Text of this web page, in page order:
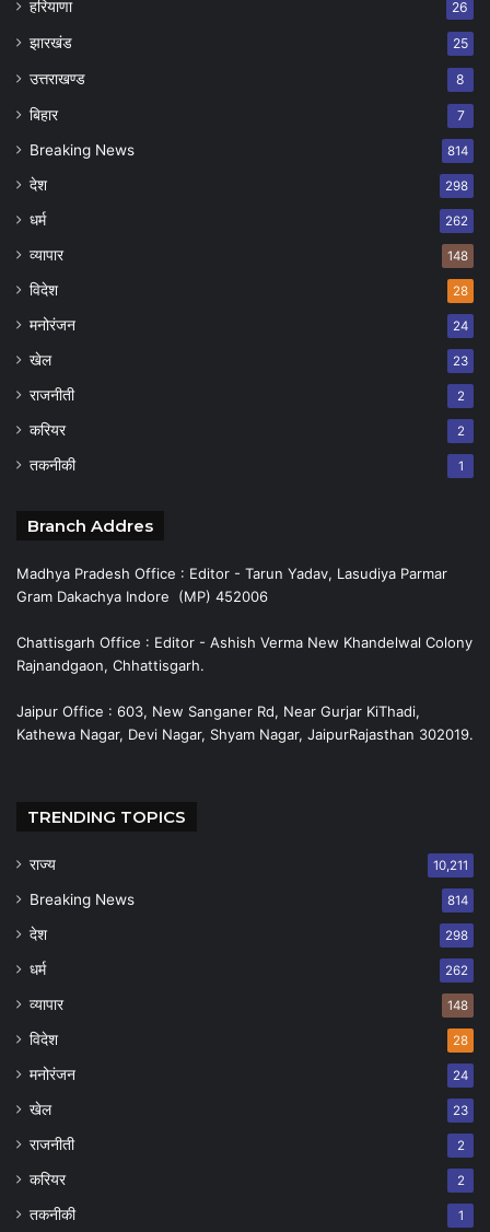
हरियाणा 26
झारखंड 25
उत्तराखण्ड 8
बिहार 7
Breaking News 814
देश 298
धर्म 262
व्यापार 148
विदेश 28
मनोरंजन 24
खेल 23
राजनीती 2
करियर 2
तकनीकी 1
Branch Addres
Madhya Pradesh Office : Editor - Tarun Yadav, Lasudiya Parmar
Gram Dakachya Indore (MP) 452006
Chattisgarh Office : Editor - Ashish Verma New Khandelwal Colony
Rajnandgaon, Chhattisgarh.
Jaipur Office : 603, New Sanganer Rd, Near Gurjar KiThadi,
Kathewa Nagar, Devi Nagar, Shyam Nagar, JaipurRajasthan 302019.
TRENDING TOPICS
राज्य 10,211
Breaking News 814
देश 298
धर्म 262
व्यापार 148
विदेश 28
मनोरंजन 24
खेल 23
राजनीती 2
करियर 2
तकनीकी 1